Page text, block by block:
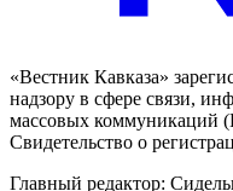
«Вестник Кавказа»
надзору в сфере связи,
массовых коммуникаций
Свидетельство о
Главный редактор: